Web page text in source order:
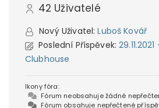
42 Uživatelé
Nový Uživatel:Luboš Kovář
Poslední Příspěvek:
Clubhouse
Ikony fóra:
Fórum neobsahuje žádné
Fórum obsahuje nepřečtené